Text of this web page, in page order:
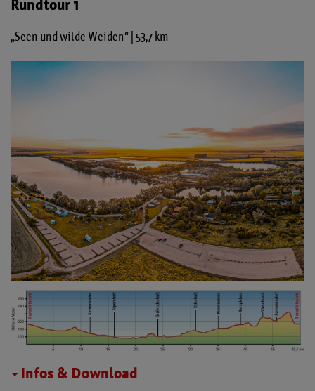
Rundtour 1
„Seen und wilde Weiden“ | 53,7 km
Infos & Download